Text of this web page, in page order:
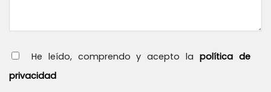
He leído, comprendo y acepto lapolítica de
privacidad